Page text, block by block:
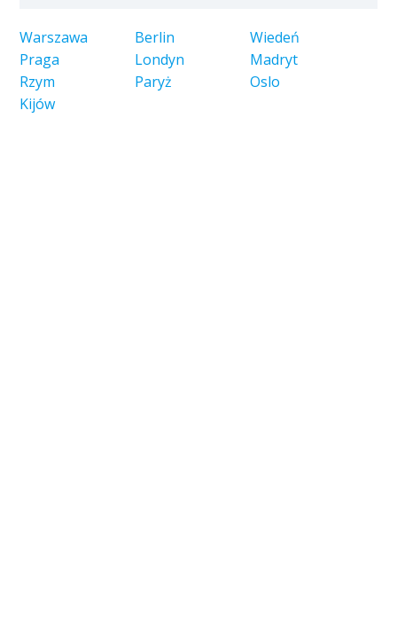
Warszawa Berlin
Wiedeń
Praga
Londyn
Madryt
Rzym
Paryż
Oslo
Kijów